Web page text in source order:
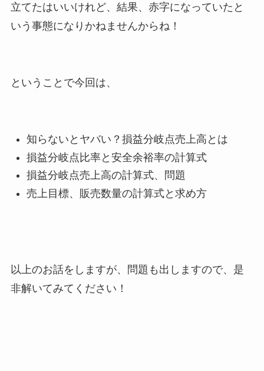
立てたはいいけれど、結果、赤字になっていたと
いう事態になりかねませんからね！
ということで今回は、
知らないとヤバい？損益分岐点売上高とは
損益分岐点比率と安全余裕率の計算式
損益分岐点売上高の計算式、問題
売上目標、販売数量の計算式と求め方
以上のお話をしますが、問題も出しますので、是
非解いてみてください！